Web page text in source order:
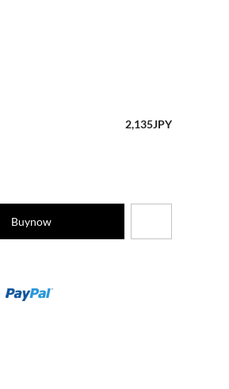
2,135JPY
Buynow